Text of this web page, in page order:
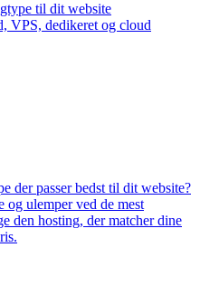
til dit website
VPS, dedikeret og cloud
der passer bedst til dit website?
og ulemper ved de mest
den hosting, der matcher dine